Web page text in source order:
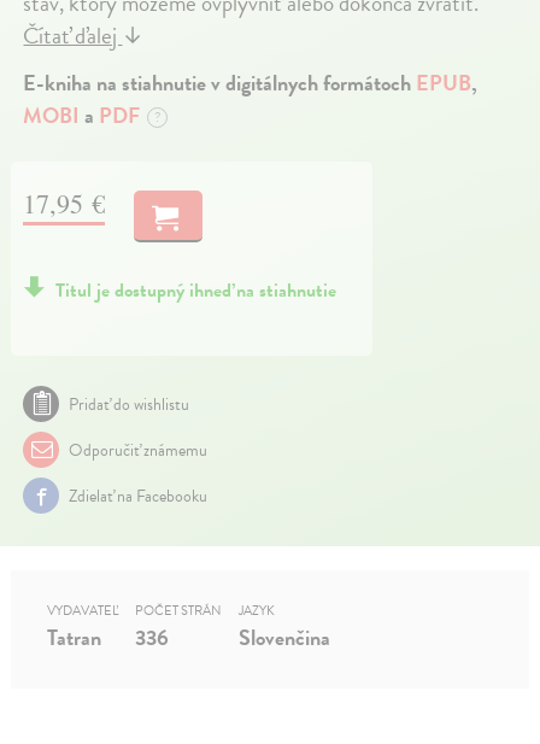
Čítať ďalej↓
E-kniha na stiahnutie v digitálnych formátochEPUB,
MOBI a PDF ?
17,95 €
Titul je dostupný ihneď na stiahnutie
Pridať do wishlistu
Odporučiť známemu
Zdielať na Facebooku
VYDAVATEĽ
Tatran
POČET STRÁN
336
JAZYK
Slovenčina